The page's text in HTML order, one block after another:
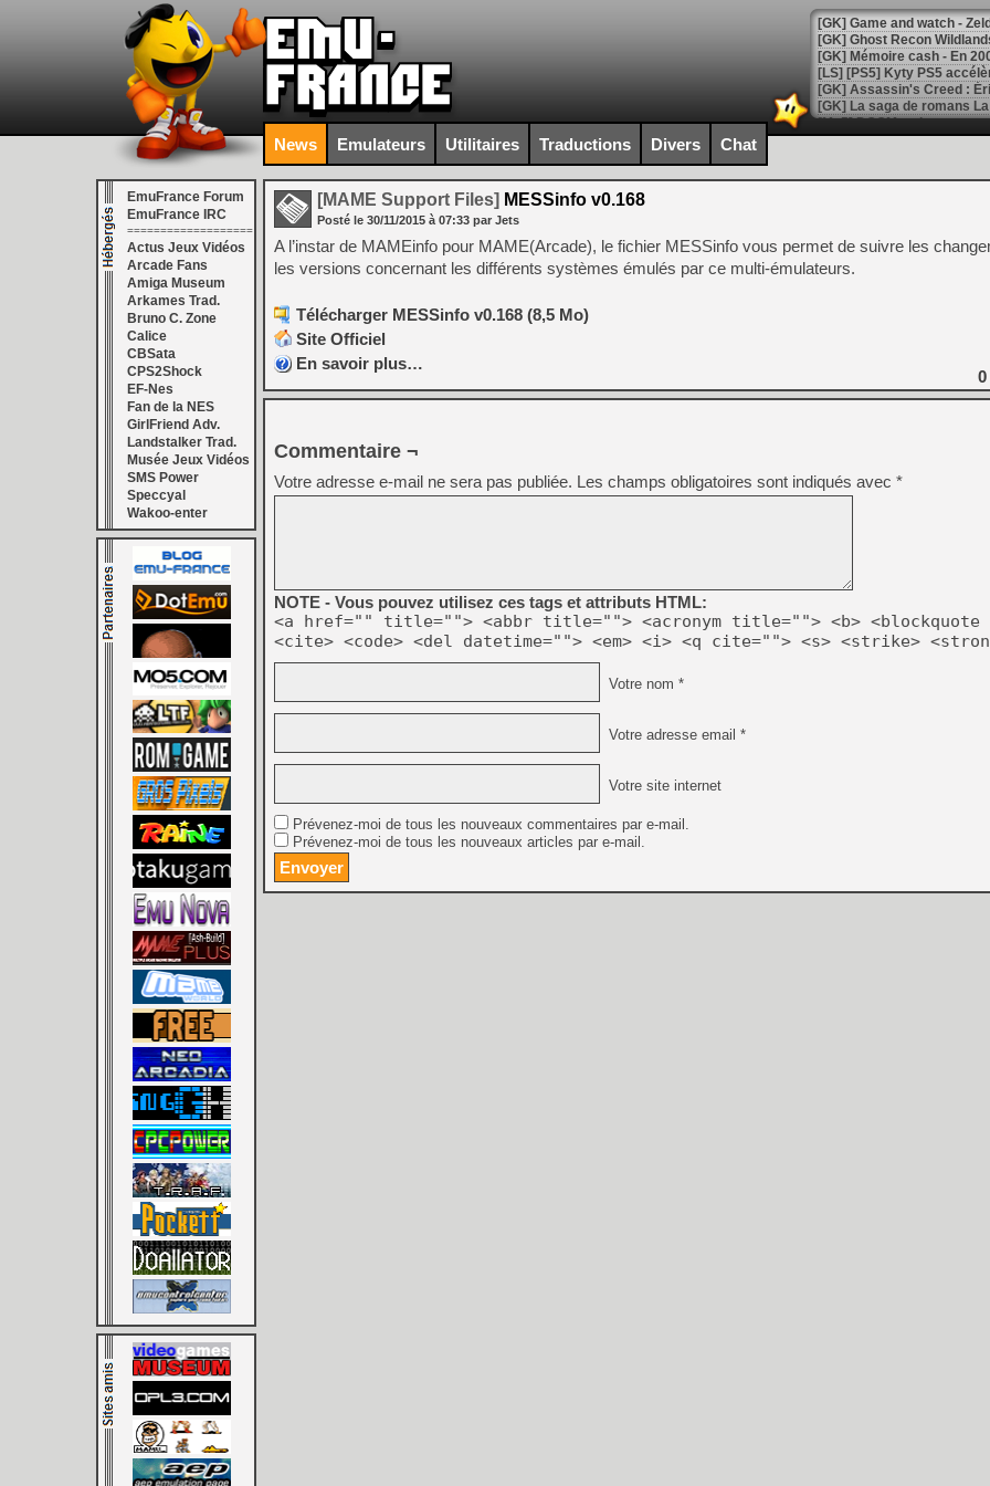
[Mo5] DOOM arrive en
[GK] Bethesda fête les 30
[GK] Roblox : l'action en
[GK] Agenda - GeForce
[GK] Devolver Digital en a
[LS] [PS5] ps5-y2jb-
[GK] Pourquoi Marvel
[GK] Test : Restory : Chill
[GK] GTA 6 : Rockstar
[GK] Hot Wheels Infinite
[GK] Mémoire cash -
[GK] Résultats Nintendo :
[GK] Déjà des
[Mo5] Brickboy cherche à
[GK] Minecraft et ses «
[GK] Beast of
[GK] Mémoire cash -
[GK] Dan Houser (GTA)
[GK] Comment EA Sports
[GK] Crimson Moon : un
[GK] Moonlighter 2 : The
[GK] Capcom relance
[Mo5] Deux inédits du
[GK] Le beat'em up The
[GK] Endless Legend 2 :
[LS] [PS5] Premiers
News Emulateurs Utilitaires Traductions Divers Chat
EmuFrance Forum
EmuFrance IRC
===================
Actus Jeux Vidéos
Arcade Fans
Amiga Museum
Arkames Trad.
Bruno C. Zone
Calice
CBSata
CPS2Shock
EF-Nes
Fan de la NES
GirlFriend Adv.
Landstalker Trad.
Musée Jeux Vidéos
SMS Power
Speccyal
Wakoo-enter
[MAME Support Files] MESSinfo v0.168
Posté le 30/11/2015 à 07:33 par Jets
A l’instar de MAMEinfo pour MAME(Arcade), le fichier MESSinfo vous permet de suivre les
les versions concernant les différents systèmes émulés par ce multi-émulateurs.
Télécharger MESSinfo v0.168 (8,5 Mo)
Site Officiel
En savoir plus…
0
Commentaire ¬
Votre adresse e-mail ne sera pas publiée. Les champs obligatoires sont indiqués avec *
NOTE - Vous pouvez utilisez ces tags et attributs HTML:
<a href="" title=""> <abbr title=""> <acronym title=""> <b> <blockquote
<cite> <code> <del datetime=""> <em> <i> <q cite=""> <s> <strike>
Votre nom *
Votre adresse email *
Votre site internet
Prévenez-moi de tous les nouveaux commentaires par e-mail.
Prévenez-moi de tous les nouveaux articles par e-mail.